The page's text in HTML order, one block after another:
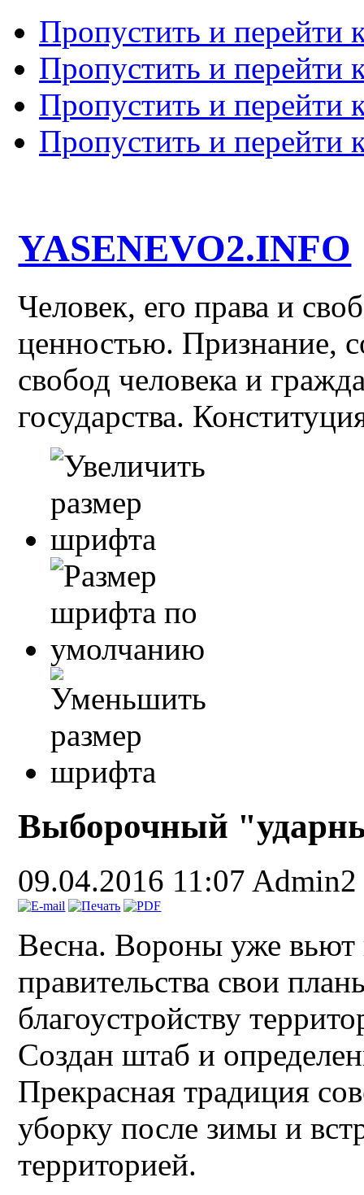
Пропустить и перейти
Пропустить и перейти
Пропустить и перейти
Пропустить и перейти
YASENEVO2.INFO
Человек, его права и
ценностью. Признание,
свобод человека и
государства.
Выборочный
09.04.2016 11:07 Admin2
Весна. Вороны уже вьют
правительства свои
благоустройству
Создан штаб и
Прекрасная традиция
уборку после зимы и
территорией.